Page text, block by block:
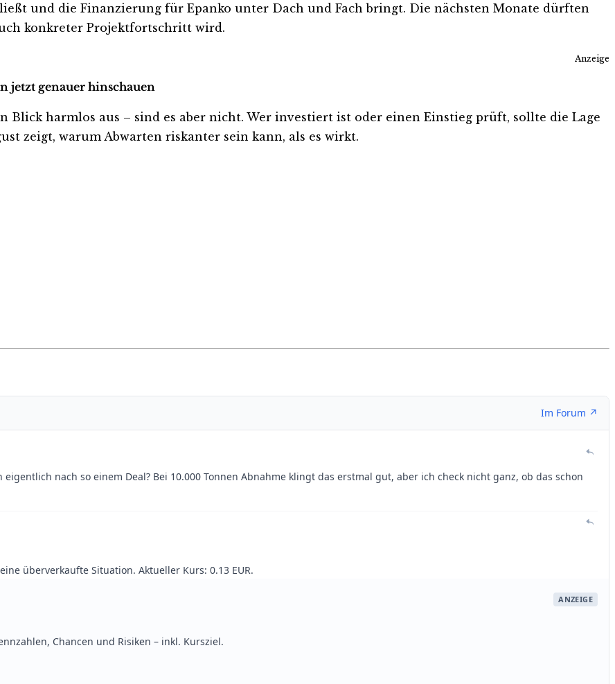
und die Finanzierung für Epanko unter Dach und Fach bringt. Die nächsten Monate dürften
konkreter Projektfortschritt wird.
Anzeige
jetzt genauer hinschauen
Blick harmlos aus – sind es aber nicht. Wer investiert ist oder einen Einstieg prüft, sollte die Lage
zeigt, warum Abwarten riskanter sein kann, als es wirkt.